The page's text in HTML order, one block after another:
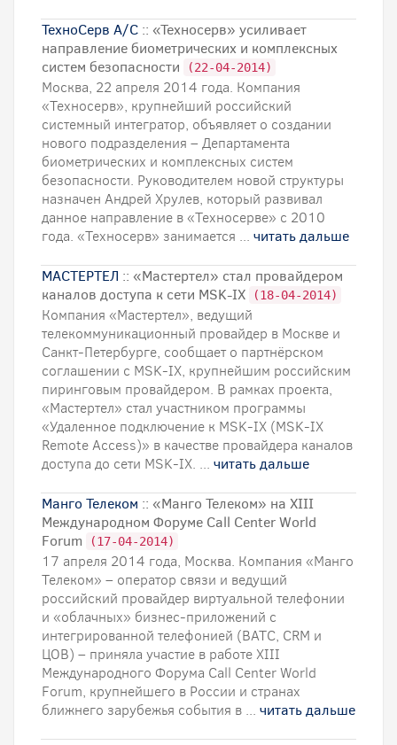
ТехноСерв А/С :: «Техносерв» усиливает
направление биометрических и комплексных
систем безопасности
(22-04-2014)
Москва, 22 апреля 2014 года. Компания
«Техносерв», крупнейший российский
системный интегратор, объявляет о создании
нового подразделения – Департамента
биометрических и комплексных систем
безопасности. Руководителем новой структуры
назначен Андрей Хрулев, который развивал
данное направление в «Техносерве» с 2010
года. «Техносерв» занимается ... читать дальше
МАСТЕРТЕЛ :: «Мастертел» стал провайдером
каналов доступа к сети MSK-IX
(18-04-2014)
Компания «Мастертел», ведущий
телекоммуникационный провайдер в Москве и
Санкт-Петербурге, сообщает о партнёрском
соглашении с MSK-IX, крупнейшим российским
пиринговым провайдером. В рамках проекта,
«Мастертел» стал участником программы
«Удаленное подключение к MSK-IX (MSK-IX
Remote Access)» в качестве провайдера каналов
доступа до сети MSK-IX. ... читать дальше
Манго Телеком :: «Манго Телеком» на XIII
Международном Форуме Call Center World
Forum
(17-04-2014)
17 апреля 2014 года, Москва. Компания «Манго
Телеком» – оператор связи и ведущий
российский провайдер виртуальной телефонии
и «облачных» бизнес-приложений с
интегрированной телефонией (ВАТС, CRM и
ЦОВ) – приняла участие в работе XIII
Международного Форума Call Center World
Forum, крупнейшего в России и странах
ближнего зарубежья события в ... читать дальше